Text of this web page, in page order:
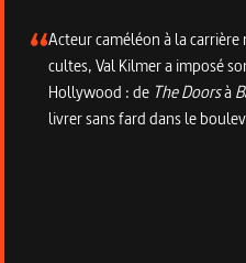
Description de la
Acteur caméléon à la
cultes, Val Kilmer a imposé
Hollywood : de The Doorsà
livrer sans fard dans le